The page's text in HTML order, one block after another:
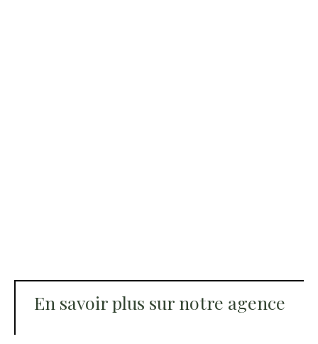
En savoir plus sur notre agence